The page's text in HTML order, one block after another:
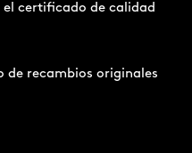
el certificado de calidad
de recambios originales